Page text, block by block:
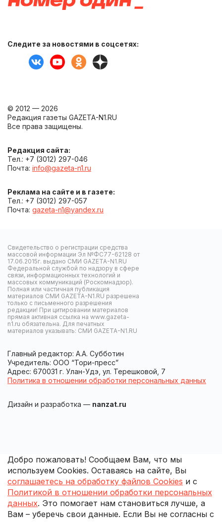
Следите за новостями в соцсетях:
© 2012 — 2026
Редакция газеты GAZETA-N1.RU
Все права защищены.
Редакция сайта:
Тел.: +7 (3012) 297-046
Почта: info@gazeta-n1.ru
Реклама на сайте и в газете:
Тел.: +7 (3012) 297-057
Почта: gazeta-n1@yandex.ru
Свидетельство о регистрации средства
массовой информации Эл №ФС77-62128 от
17.06.2015г. выдано СМИ GAZETA-N1.RU
Федеральной службой по надзору в сфере
связи, информационных технологий и
массовых коммуникаций (Роскомнадзор).
Полная или частичная публикация
материалов СМИ GAZETA-N1.RU разрешена
только с письменного разрешения
редакции! При цитировании материалов
прямая активная ссылка на www.gazeta-
n1.ru обязательна. Для печатных
материалов указывать: СМИ GAZETA-N1.RU
Главный редактор: А.А. Субботин
Учредитель: ООО “Тори-пресс”
Адрес: 670031 г. Улан-Удэ, ул. Терешковой, 7
Политика в отношении обработки персональных данных
Дизайн и разработка — nanzat.ru
Добро пожаловать! Сообщаем Вам, что мы
используем Cookies. Оставаясь на сайте, Вы
соглашаетесь на обработку файлов Cookies и с
Политикой в отношении обработки персональных
данных. Это помогает нам становиться лучше, а
Вам – уберечь свои данные. Если Вы не согласны с